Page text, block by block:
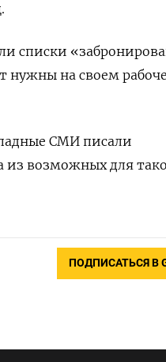
списки
нужны на своем
СМИ писали
из возможных для
ПОДПИСАТЬСЯ В